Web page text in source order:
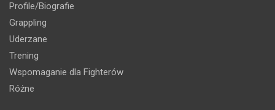
Profile/Biografie
Grappling
Uderzane
Trening
Wspomaganie dla Fighterów
Różne